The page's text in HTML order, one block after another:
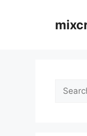
Search
for: